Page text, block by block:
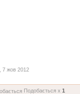
7 жов 2012
Подобається x 1